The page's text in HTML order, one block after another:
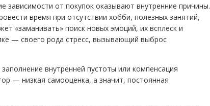
от покупок оказывают внутренние причины.
время при отсутствии хобби, полезных занятий,
«заманивать» поиск новых эмоций, их всплеск и
— своего рода стресс, вызывающий выброс
внутренней пустоты или компенсация
— низкая самооценка, а значит, постоянная